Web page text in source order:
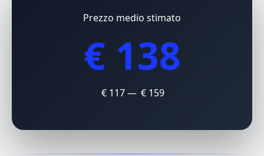
Prezzo medio stimato
€ 138
€ 117 — € 159